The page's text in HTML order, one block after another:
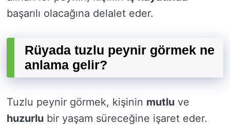
başarılı olacağına delalet eder.
Rüyada tuzlu peynir görmek ne
anlama gelir?
Tuzlu peynir görmek, kişinin mutlu ve
huzurlu bir yaşam süreceğine işaret eder.